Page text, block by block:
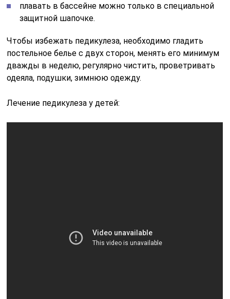
плавать в бассейне можно только в специальной
защитной шапочке.
Чтобы избежать педикулеза, необходимо гладить
постельное белье с двух сторон, менять его минимум
дважды в неделю, регулярно чистить, проветривать
одеяла, подушки, зимнюю одежду.
Лечение педикулеза у детей: